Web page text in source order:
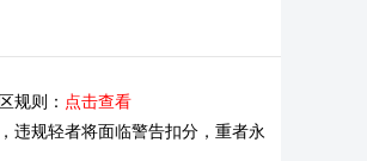
规则： 点击查看
违规轻者将面临警告扣分，重者永